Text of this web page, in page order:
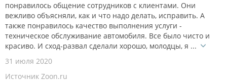
понравилось общение сотрудников с клиентами. Они
вежливо объясняли, как и что надо делать, исправить. А
также понравилось качество выполнения услуги -
техническое обслуживание автомобиля. Все было чисто и
красиво. И сход-развал сделали хорошо, молодцы, я ...
31 июля 2020
Источник Zoon.ru